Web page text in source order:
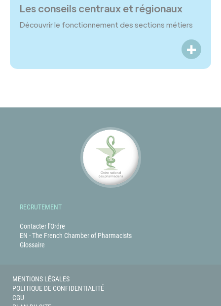
Les conseils centraux et régionaux
Découvrir le fonctionnement des sections métiers
LIRE
RECRUTEMENT
Contacter l'Ordre
EN - The French Chamber of Pharmacists
Glossaire
MENTIONS LÉGALES
POLITIQUE DE CONFIDENTIALITÉ
CGU